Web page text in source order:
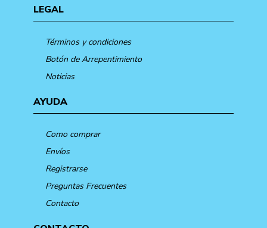
LEGAL
Términos y condiciones
Botón de Arrepentimiento
Noticias
AYUDA
Como comprar
Envíos
Registrarse
Preguntas Frecuentes
Contacto